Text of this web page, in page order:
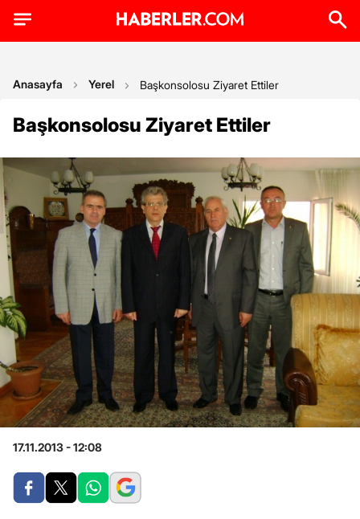
Anasayfa Yerel Başkonsolosu Ziyaret Ettiler
Başkonsolosu Ziyaret Ettiler
17.11.2013 - 12:08